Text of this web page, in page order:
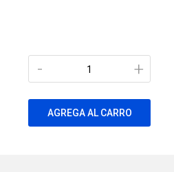
+
-
AGREGA AL CARRO